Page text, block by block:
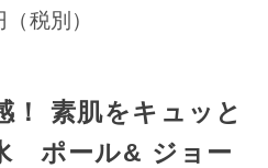
税別）
！ 素肌をキュッと
ポール& ジョー